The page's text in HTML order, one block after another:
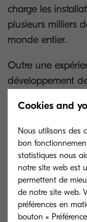
charge les
plusieurs milliers
monde entier.
Outre une
développement
vaste expérience
ECM pour toutes
ainsi que des
différents
d'intégration
l'expertise
sont avérés
Cookies and
Nous utilisons des
bon
statistiques nous
notre site web est
permettent de
de notre site web.
préférences en
bouton «